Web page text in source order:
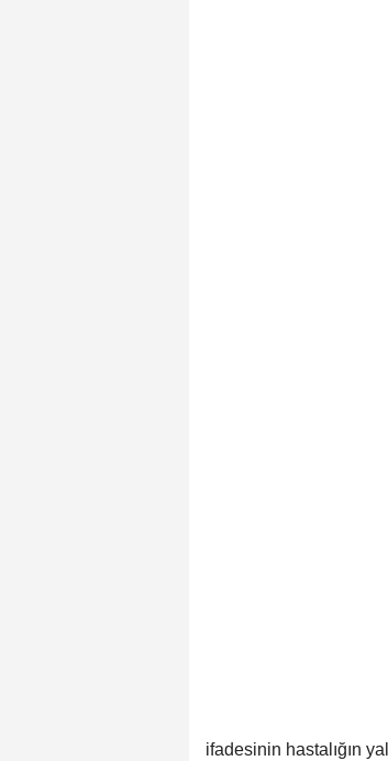
ifadesinin hastalığın